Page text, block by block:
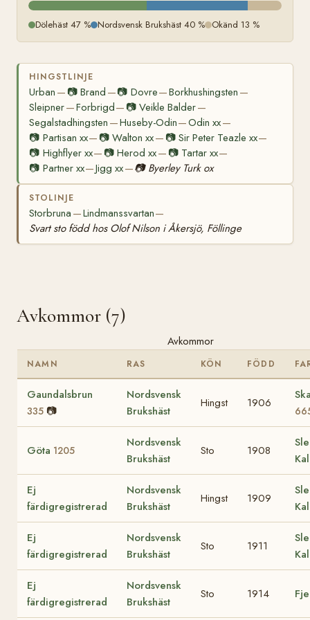
Dölehäst 47 % Nordsvensk Brukshäst 40 % Okänd 13 %
HINGSTLINJE
Urban — 📷Brand —📷 Dovre—Borkhushingsten —
Sleipner—Forbrigd— 📷Veikle Balder—
Segalstadhingsten —Huseby-Odin—Odin xx—
📷 Partisan xx— 📷Walton xx— 📷 Sir Peter Teazle xx—
📷 Highflyer xx— 📷Herod xx— 📷 Tartar xx—
📷 Partner xx—Jigg xx—📷 Byerley Turk ox
STOLINJE
Storbruna —Lindmanssvartan—
Svart sto född hos Olof Nilson i Åkersjö, Föllinge
Avkommor (7)
Avkommor
NAMN RAS KÖN FÖDD
Gaundalsbrun
335 📷
Nordsvensk
Brukshäst
Hingst 1906
Göta 1205
Nordsvensk
Brukshäst
Sto 1908
Ej
färdigregistrerad
Nordsvensk
Brukshäst
Hingst 1909
Ej
färdigregistrerad
Nordsvensk
Brukshäst
Sto 1911
Ej
färdigregistrerad
Nordsvensk
Brukshäst
Sto 1914